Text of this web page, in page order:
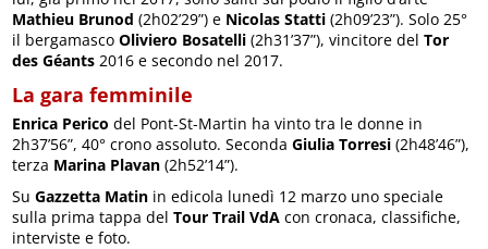
Mathieu Brunod (2h02’29”) e Nicolas Statti (2h09’23”). Solo 25°
il bergamascoOliviero Bosatelli (2h31’37”), vincitore delTor
des Géants 2016 e secondo nel 2017.
La gara femminile
Enrica Perico del Pont-St-Martin ha vinto tra le donne in
2h37’56”, 40° crono assoluto. SecondaGiulia Torresi (2h48’46”),
terza Marina Plavan (2h52’14”).
SuGazzetta Matin in edicola lunedì 12 marzo uno speciale
sulla prima tappa del Tour Trail VdA con cronaca, classifiche,
interviste e foto.